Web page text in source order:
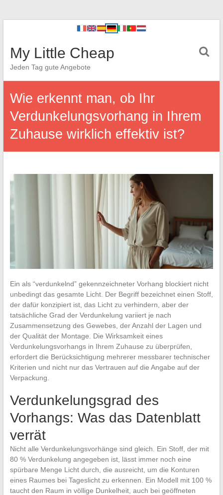
My Little Cheap
Jeden Tag gute Angebote
Wie erkennt man, ob Ihr
Verdunkelungsvorhang in Ihrem
Zuhause wirklich effektiv ist?
Ein als “verdunkelnd” gekennzeichneter Vorhang blockiert nicht
unbedingt das gesamte Licht. Der Begriff bezeichnet einen Stoff,
der dafür konzipiert ist, das Licht zu verhindern, aber der
tatsächliche Grad der Verdunkelung variiert je nach
Zusammensetzung des Gewebes, der Anzahl der Lagen und
der Qualität der Montage. Die Wirksamkeit eines
Verdunkelungsvorhangs in Ihrem Zuhause zu überprüfen,
erfordert die Berücksichtigung mehrerer messbarer technischer
Kriterien und nicht nur das Vertrauen auf die Angabe auf der
Verpackung.
Verdunkelungsgrad des
Vorhangs: Was das Datenblatt
verrät
Nicht alle Verdunkelungsvorhänge sind gleich. Ein Stoff, der mit
80 % Verdunkelung angegeben ist, lässt immer noch eine
spürbare Menge Licht durch, die ausreicht, um die Konturen
eines Raumes bei Tageslicht zu erkennen. Ein Modell mit 100 %
taucht den Raum in völlige Dunkelheit, auch bei geöffneten